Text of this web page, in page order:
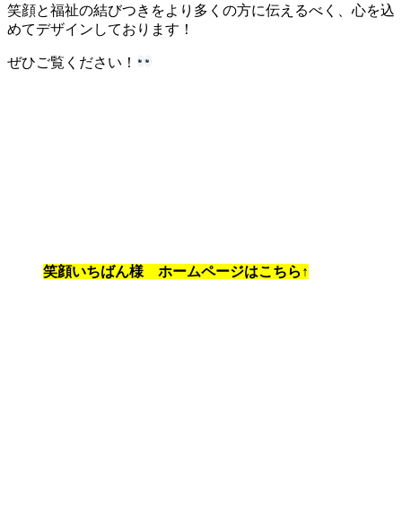
笑顔と福祉の結びつきをより多くの方に伝えるべく、心を込
めてデザインしております！
ぜひご覧ください！
笑顔いちばん様 ホームページはこちら↑